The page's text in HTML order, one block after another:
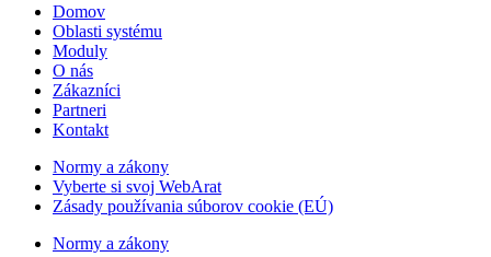
Domov
Oblasti systému
Moduly
O nás
Zákazníci
Partneri
Kontakt
Normy a zákony
Vyberte si svoj WebArat
Zásady používania súborov cookie (EÚ)
Normy a zákony